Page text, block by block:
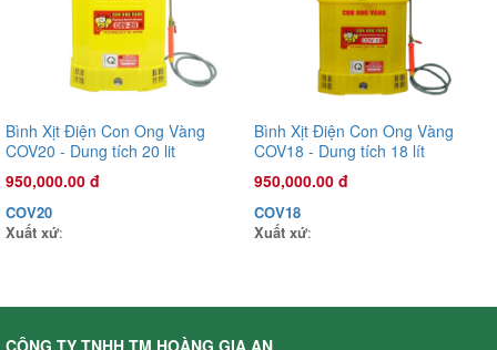
(hoạt động bằng sức kéo động cơ)
Bình Xịt Điện Con Ong Vàng
COV20 - Dung tích 20 lit
950,000.00 đ
COV20
Xuất xứ:
Bình Xịt Điện Con Ong Vàng
COV18 - Dung tích 18 lít
950,000.00 đ
COV18
Xuất xứ:
CÔNG TY TNHH TM HOÀNG GIA AN